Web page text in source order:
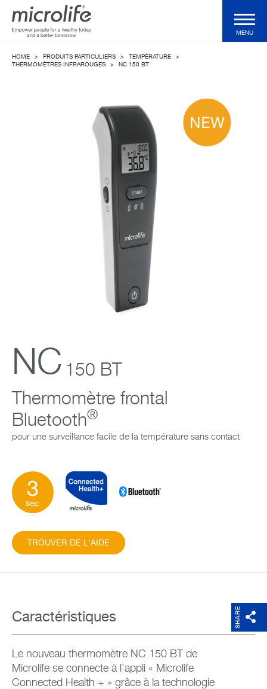
Produits particuliers
Produits professionnels
MENU
HOME > PRODUITS PARTICULIERS > TEMPÉRATURE
>
THERMOMÈTRES INFRAROUGES
> NC 150 BT
NC 150 BT
Thermomètre frontal
Bluetooth®
pour une surveillance facile de la température sans contact
TROUVER DE L'AIDE
SHARE
Caractéristiques
Le nouveau thermomètre NC 150 BT de
Microlife se connecte à l'appli « Microlife
Connected Health + » grâce à la technologie